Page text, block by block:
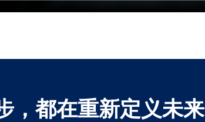
都在重新定义未来